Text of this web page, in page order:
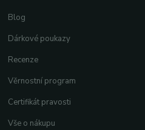
Blog
Dárkové poukazy
Recenze
Věrnostní program
Certifikát pravosti
Vše o nákupu